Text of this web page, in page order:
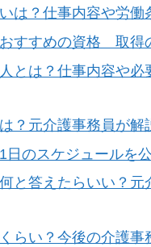
は？仕事内容や労働
すすめの資格 取得
とは？仕事内容や必
？元介護事務員が解
のスケジュールを公
と答えたらいい？
らい？今後の介護事